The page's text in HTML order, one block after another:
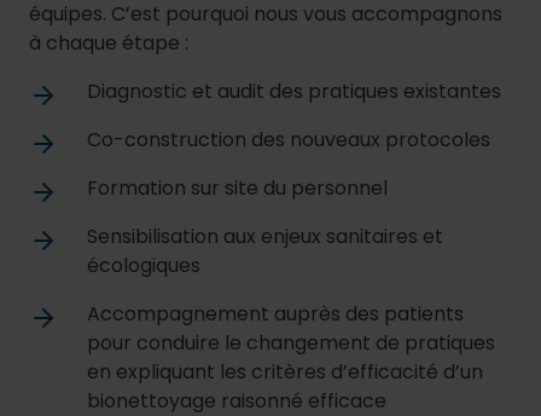
équipes. C’est pourquoi nous vous accompagnons
à chaque étape :
Diagnostic et audit des pratiques existantes
Co-construction des nouveaux protocoles
Formation sur site du personnel
Sensibilisation aux enjeux sanitaires et
écologiques
Accompagnement auprès des patients
pour conduire le changement de pratiques
en expliquant les critères d’efficacité d’un
bionettoyage raisonné efficace